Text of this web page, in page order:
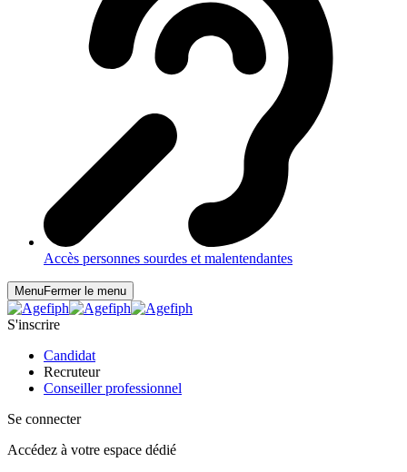
Accès personnes sourdes et malentendantes
MenuFermer le menu
S'inscrire
Candidat
Recruteur
Conseiller professionnel
Se connecter
Accédez à votre espace dédié